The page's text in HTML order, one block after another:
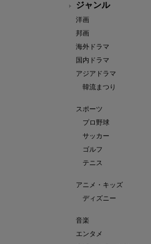
ジャンル
洋画
邦画
海外ドラマ
国内ドラマ
アジアドラマ
韓流まつり
スポーツ
プロ野球
サッカー
ゴルフ
テニス
アニメ・キッズ
ディズニー
音楽
エンタメ